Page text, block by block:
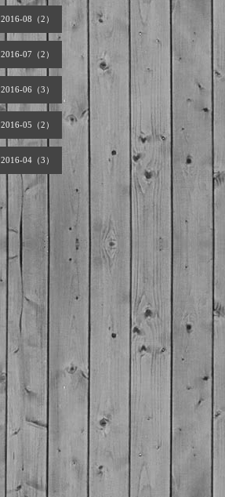
2016-08（2）
2016-07（2）
2016-06（3）
2016-05（2）
2016-04（3）